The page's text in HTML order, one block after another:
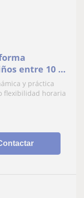
entre 10 y
y de
y práctica
flexibilidad horaria